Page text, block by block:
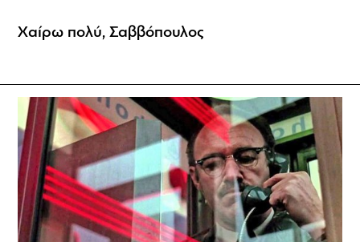
Χαίρω πολύ, Σαββόπουλος